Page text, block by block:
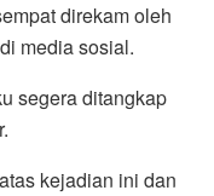
direkam oleh
media sosial.
segera ditangkap
kejadian ini dan